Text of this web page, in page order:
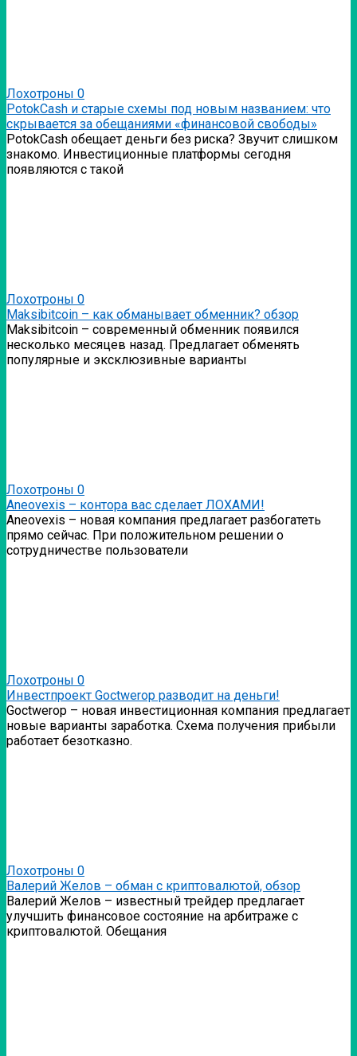
Лохотроны 0
PotokCash и старые схемы под новым названием: что
скрывается за обещаниями «финансовой свободы»
PotokCash обещает деньги без риска? Звучит слишком
знакомо. Инвестиционные платформы сегодня
появляются с такой
Лохотроны 0
Мaksibitcoin – как обманывает обменник? обзор
Мaksibitcoin – современный обменник появился
несколько месяцев назад. Предлагает обменять
популярные и эксклюзивные варианты
Лохотроны 0
Аneovexis – контора вас сделает ЛОХАМИ!
Аneovexis – новая компания предлагает разбогатеть
прямо сейчас. При положительном решении о
сотрудничестве пользователи
Лохотроны 0
Инвестпроект Goctwerop разводит на деньги!
Goctwerop – новая инвестиционная компания предлагает
новые варианты заработка. Схема получения прибыли
работает безотказно.
Лохотроны 0
Валерий Желов – обман с криптовалютой, обзор
Валерий Желов – известный трейдер предлагает
улучшить финансовое состояние на арбитраже с
криптовалютой. Обещания